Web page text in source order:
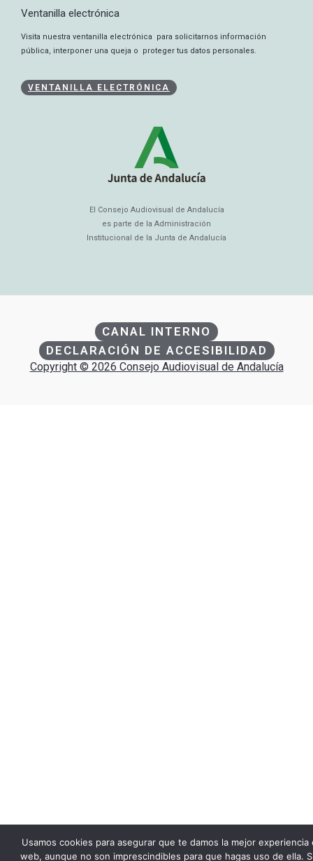
Ventanilla electrónica
Visita nuestra ventanilla electrónica para solicitarnos información
pública, interponer una queja o proteger tus datos personales.
VENTANILLA ELECTRÓNICA
El Consejo Audiovisual de Andalucía
es parte de la Administración
Institucional de la Junta de Andalucía
CANAL INTERNO
DECLARACIÓN DE ACCESIBILIDAD
Copyright © 2026 Consejo Audiovisual de Andalucía
Usamos cookies para asegurar que te damos la mejor experiencia
web, aunque no son imprescindibles para que hagas uso de ella.